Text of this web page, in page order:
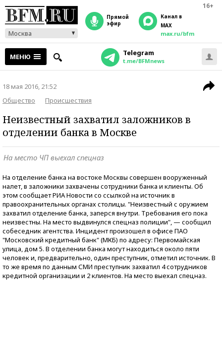
16+
Москва
прямой
эфир
Канал в
MAX
max.ru/bfm
МЕНЮ Telegram
t.me/BFMnews
18 мая 2016, 21:52
Общество
Происшествия
Неизвестный захватил заложников в
отделении банка в Москве
На место ЧП выехал спецназ
На отделение банка на востоке Москвы совершен вооруженный
налет, в заложники захвачены сотрудники банка и клиенты. Об
этом сообщает РИА Новости со ссылкой на источник в
правоохранительных органах столицы. "Неизвестный с оружием
захватил отделение банка, заперся внутри. Требования его пока
неизвестны. На место выдвинулся спецназ полиции", — сообщил
собеседник агентства. Инцидент произошел в офисе ПАО
"Московский кредитный банк" (МКБ) по адресу: Первомайская
улица, дом 5. В отделении банка могут находиться около пяти
человек и, предварительно, один преступник, отметил источник. В
то же время по данным СМИ преступник захватил 4 сотрудников
кредитной организации и 2 клиентов. На место выехал спецназ.